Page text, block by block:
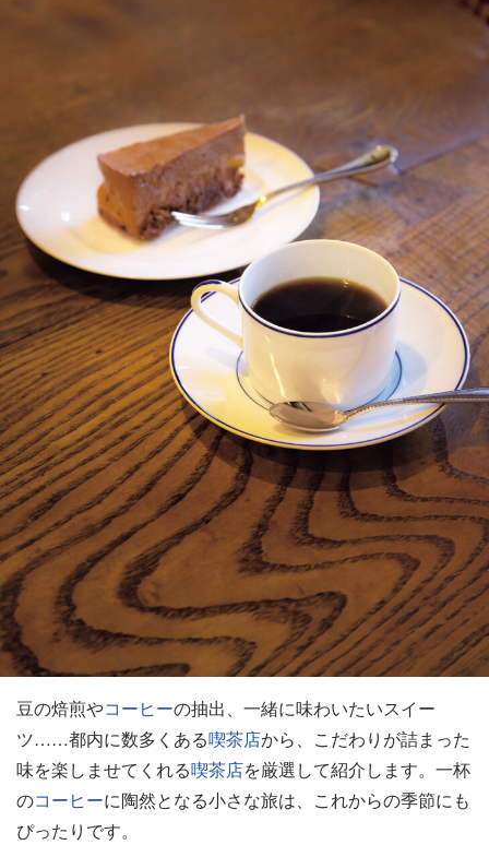
豆の焙煎やコーヒーの抽出、一緒に味わいたいスイー
ツ……都内に数多くある喫茶店から、こだわりが詰まった
味を楽しませてくれる喫茶店を厳選して紹介します。一杯
のコーヒーに陶然となる小さな旅は、これからの季節にも
ぴったりです。